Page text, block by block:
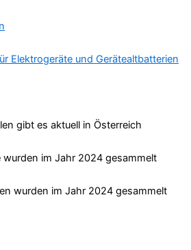
Elektrogeräte und Gerätealtbatterien
gibt es aktuell in Österreich
im Jahr 2024 gesammelt
wurden im Jahr 2024 gesammelt